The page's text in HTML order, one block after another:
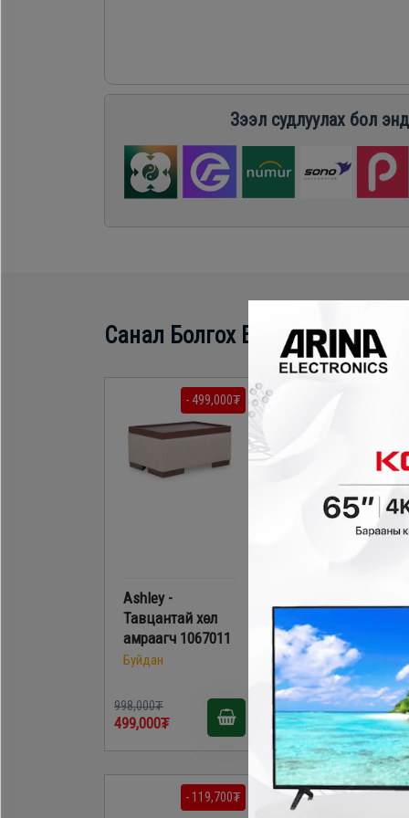
Зээл судлуулах бол
Санал Болгох Бүтээгдэхүүн
- 499,000₮
Ashley -
Тавцантай хөл
амраагч 1067011
Буйдан
998,000₮
499,000₮
Буйдан
1,698,000₮
509,400₮
- 119,700₮